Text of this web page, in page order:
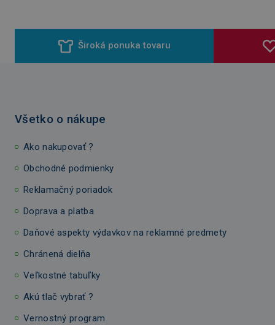
Široká ponuka tovaru
Všetko o nákupe
Ako nakupovať ?
Obchodné podmienky
Reklamačný poriadok
Doprava a platba
Daňové aspekty výdavkov na reklamné predmety
Chránená dielňa
Veľkostné tabuľky
Akú tlač vybrať ?
Vernostný program